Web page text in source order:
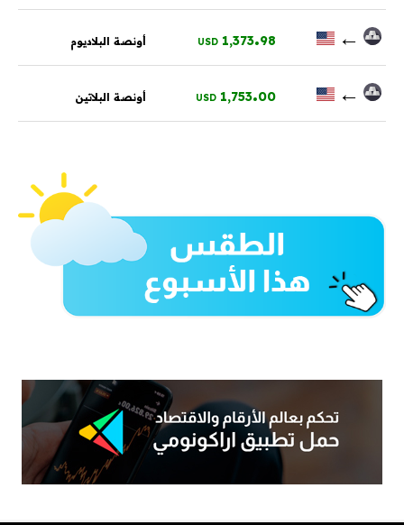
←
1,373.98
USD أونصة البلاديوم
←
1,753.00
USD أونصة البلاتين